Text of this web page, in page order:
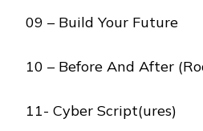
09 – Build Your Future
10 – Before And After
11- Cyber Script(ures)